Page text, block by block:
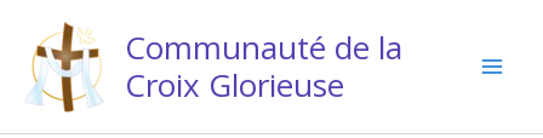
contenu
Communauté de la
Croix Glorieuse